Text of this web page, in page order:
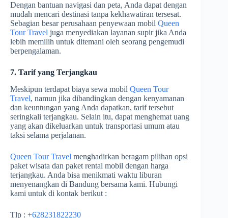
Dengan bantuan navigasi dan peta, Anda dapat dengan
mudah mencari destinasi tanpa kekhawatiran tersesat.
Sebagian besar perusahaan penyewaan mobil Queen
Tour Travel juga menyediakan layanan supir jika Anda
lebih memilih untuk ditemani oleh seorang pengemudi
berpengalaman.
7. Tarif yang Terjangkau
Meskipun terdapat biaya sewa mobil Queen Tour
Travel, namun jika dibandingkan dengan kenyamanan
dan keuntungan yang Anda dapatkan, tarif tersebut
seringkali terjangkau. Selain itu, dapat menghemat uang
yang akan dikeluarkan untuk transportasi umum atau
taksi selama perjalanan.
Queen Tour Travel menghadirkan beragam pilihan opsi
paket wisata dan paket rental mobil dengan harga
terjangkau. Anda bisa menikmati waktu liburan
menyenangkan di Bandung bersama kami. Hubungi
kami untuk di kontak berikut :
Tlp : +628231822230